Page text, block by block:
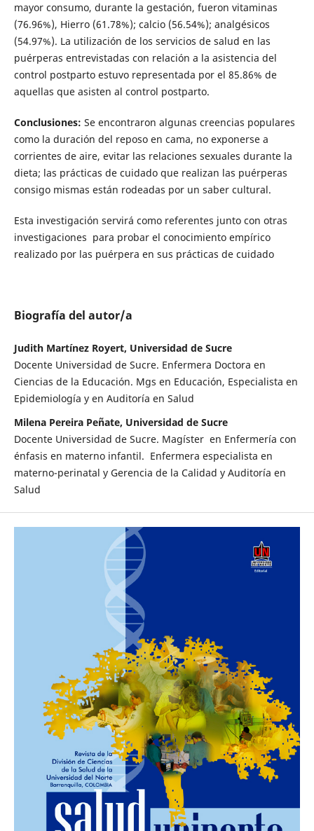
mayor consumo, durante la gestación, fueron vitaminas
(76.96%), Hierro (61.78%); calcio (56.54%); analgésicos
(54.97%). La utilización de los servicios de salud en las
puérperas entrevistadas con relación a la asistencia del
control postparto estuvo representada por el 85.86% de
aquellas que asisten al control postparto.
Conclusiones: Se encontraron algunas creencias populares
como la duración del reposo en cama, no exponerse a
corrientes de aire, evitar las relaciones sexuales durante la
dieta; las prácticas de cuidado que realizan las puérperas
consigo mismas están rodeadas por un saber cultural.
Esta investigación servirá como referentes junto con otras
investigaciones para probar el conocimiento empírico
realizado por las puérpera en sus prácticas de cuidado
Biografía del autor/a
Judith Martínez Royert, Universidad de Sucre
Docente Universidad de Sucre. Enfermera Doctora en
Ciencias de la Educación. Mgs en Educación, Especialista en
Epidemiología y en Auditoría en Salud
Milena Pereira Peñate, Universidad de Sucre
Docente Universidad de Sucre. Magíster en Enfermería con
énfasis en materno infantil. Enfermera especialista en
materno-perinatal y Gerencia de la Calidad y Auditoría en
Salud